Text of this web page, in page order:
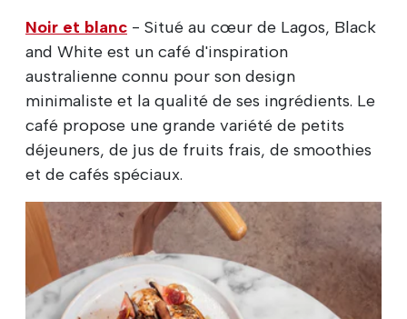
Noir et blanc - Situé au cœur de Lagos, Black
and White est un café d'inspiration
australienne connu pour son design
minimaliste et la qualité de ses ingrédients. Le
café propose une grande variété de petits
déjeuners, de jus de fruits frais, de smoothies
et de cafés spéciaux.